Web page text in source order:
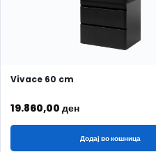
Vivace 60 cm
19.860,00 ден
Додај во кошница